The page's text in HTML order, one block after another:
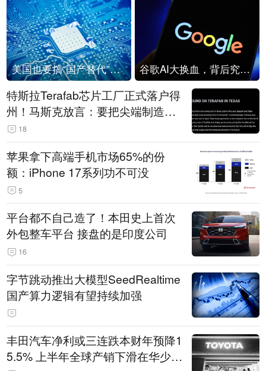
美国也要搞“国产替代”？先算清三笔账 谷歌AI大换血，背后究竟发生了什么？
特斯拉Terafab芯片工厂正式落户得
州！马斯克放言：要把尖端制造带
回美国
18
苹果拿下高端手机市场65%的份
额：iPhone 17系列功不可没
5
平台都不自己造了！本田史上首次
外包整车平台 接盘的是印度公司
16
字节跳动推出大模型SeedRealtime
国产算力逻辑有望持续加强
丰田汽车净利或三连跌本财年预降1
5.5% 上半年全球产销下滑在华少卖